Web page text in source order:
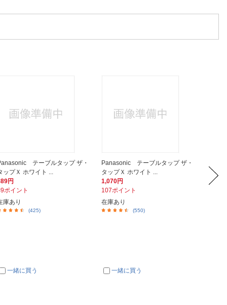
テーブルタップ ザ・
ップＸ ホワイト ...
円
ポイント
庫あり
(425)
一緒に買う
Panasonic テーブルタップ ザ・
タップＸ ホワイト ...
1,070円
107ポイント
在庫あり
(550)
一緒に買う
LD-
566円